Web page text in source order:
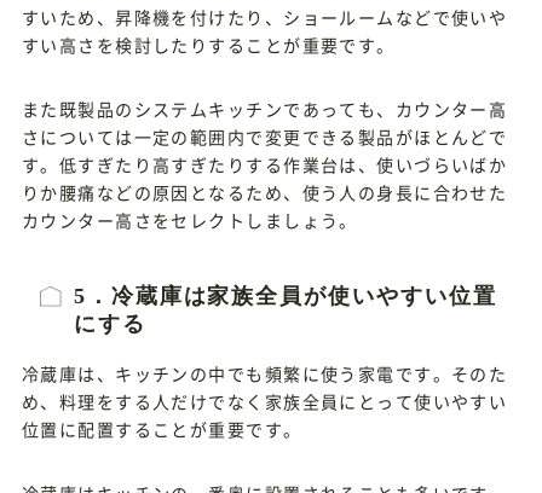
すいため、昇降機を付けたり、ショールームなどで使いや
すい高さを検討したりすることが重要です。
また既製品のシステムキッチンであっても、カウンター高
さについては一定の範囲内で変更できる製品がほとんどで
す。低すぎたり高すぎたりする作業台は、使いづらいばか
りか腰痛などの原因となるため、使う人の身長に合わせた
カウンター高さをセレクトしましょう。
5．冷蔵庫は家族全員が使いやすい位置
にする
冷蔵庫は、キッチンの中でも頻繁に使う家電です。そのた
め、料理をする人だけでなく家族全員にとって使いやすい
位置に配置することが重要です。